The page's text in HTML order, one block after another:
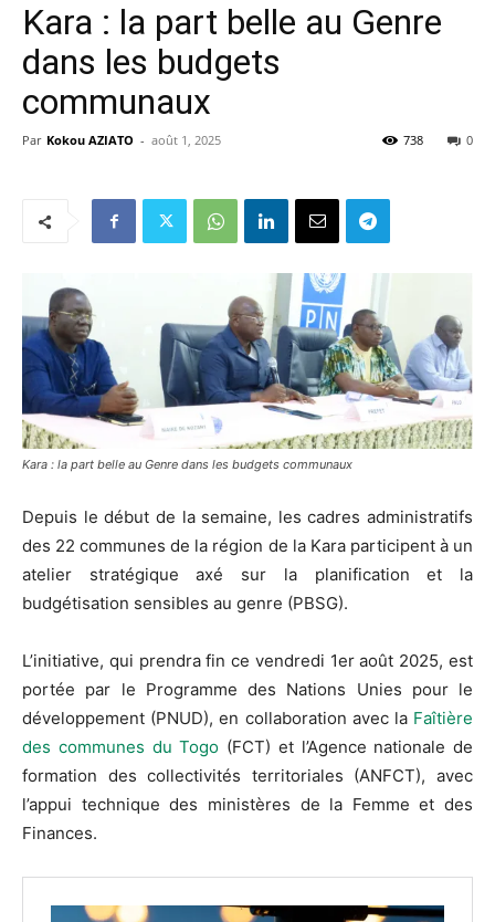
Kara : la part belle au Genre
dans les budgets
communaux
Par Kokou AZIATO - août 1, 2025 0
738
Kara : la part belle au Genre dans les budgets communaux
Depuis le début de la semaine, les cadres administratifs
des 22 communes de la région de la Kara participent à un
atelier stratégique axé sur la planification et la
budgétisation sensibles au genre (PBSG).
L’initiative, qui prendra fin ce vendredi 1er août 2025, est
portée par le Programme des Nations Unies pour le
développement (PNUD), en collaboration avec la Faîtière
des communes du Togo (FCT) et l’Agence nationale de
formation des collectivités territoriales (ANFCT), avec
l’appui technique des ministères de la Femme et des
Finances.